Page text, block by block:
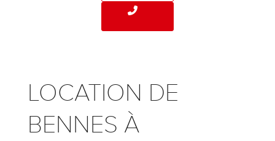
LOCATION DE
BENNES À